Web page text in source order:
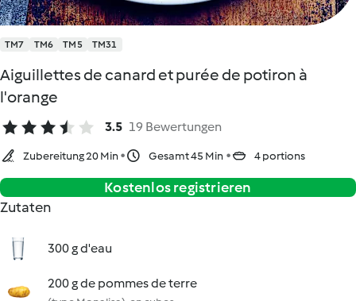
TM7 TM6 TM5 TM31
Aiguillettes de canard et purée de potiron à
l'orange
3.5 19 Bewertungen
Zubereitung 20 Min Gesamt 45 Min 4 portions
Kostenlos registrieren
Zutaten
300 g d'eau
200 g de pommes de terre